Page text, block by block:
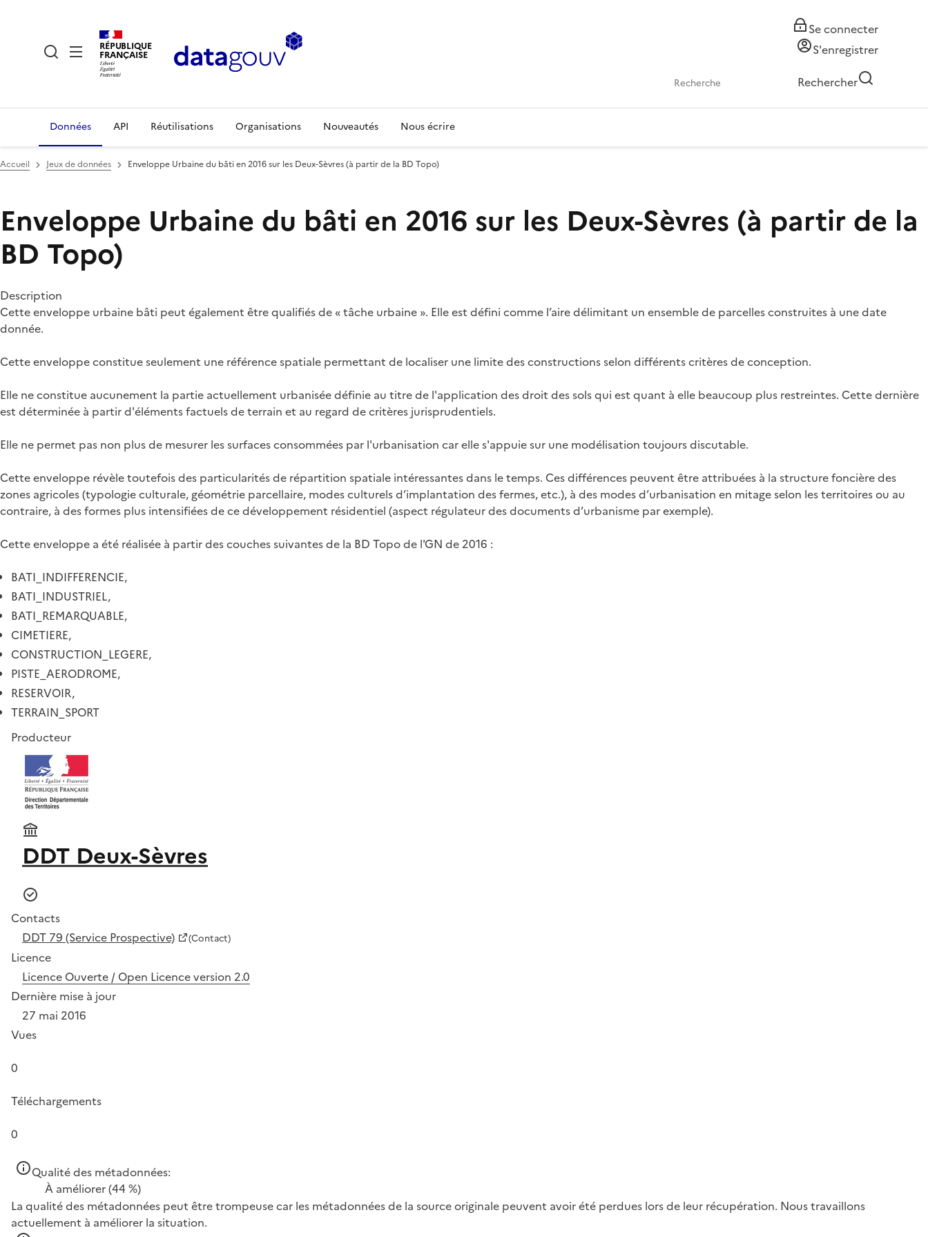
RÉPUBLIQUE
FRANÇAISE
Se connecter
S'enregistrer
Rechercher
Données API Réutilisations Organisations Nouveautés Nous écrire
Accueil Jeux de données Enveloppe Urbaine du bâti en 2016 sur les Deux-Sèvres (à partir de la BD Topo)
Enveloppe Urbaine du bâti en 2016 sur les Deux-Sèvres (à partir de la
BD Topo)
Description
Cette enveloppe urbaine bâti peut également être qualifiés de « tâche urbaine ». Elle est défini comme l’aire délimitant un ensemble de parcelles construites à une date
donnée.
Cette enveloppe constitue seulement une référence spatiale permettant de localiser une limite des constructions selon différents critères de conception.
Elle ne constitue aucunement la partie actuellement urbanisée définie au titre de l'application des droit des sols qui est quant à elle beaucoup plus restreintes. Cette dernière
est déterminée à partir d'éléments factuels de terrain et au regard de critères jurisprudentiels.
Elle ne permet pas non plus de mesurer les surfaces consommées par l'urbanisation car elle s'appuie sur une modélisation toujours discutable.
Cette enveloppe révèle toutefois des particularités de répartition spatiale intéressantes dans le temps. Ces différences peuvent être attribuées à la structure foncière des
zones agricoles (typologie culturale, géométrie parcellaire, modes culturels d’implantation des fermes, etc.), à des modes d’urbanisation en mitage selon les territoires ou au
contraire, à des formes plus intensifiées de ce développement résidentiel (aspect régulateur des documents d’urbanisme par exemple).
Cette enveloppe a été réalisée à partir des couches suivantes de la BD Topo de l'GN de 2016 :
BATI_INDIFFERENCIE,
BATI_INDUSTRIEL,
BATI_REMARQUABLE,
CIMETIERE,
CONSTRUCTION_LEGERE,
PISTE_AERODROME,
RESERVOIR,
TERRAIN_SPORT
Producteur
DDT Deux-Sèvres
Contacts
DDT 79 (Service Prospective)
(Contact)
Licence
Licence Ouverte / Open Licence version 2.0
Dernière mise à jour
27 mai 2016
Vues
0
Téléchargements
0
Qualité des métadonnées:
À améliorer(44 %)
La qualité des métadonnées peut être trompeuse car les métadonnées de la source originale peuvent avoir été perdues lors de leur récupération. Nous travaillons
actuellement à améliorer la situation.